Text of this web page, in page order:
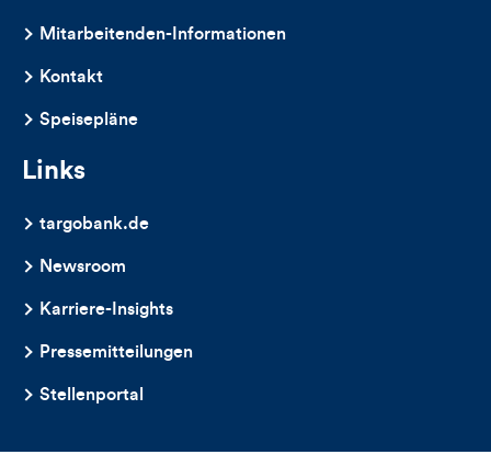
Mitarbeitenden-Informationen
Kontakt
Speisepläne
Links
targobank.de
Newsroom
Karriere-Insights
Pressemitteilungen
Stellenportal